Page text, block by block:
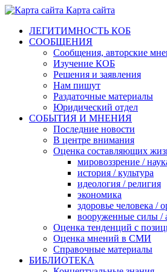
Карта сайта
ЛЕГИТИМНОСТЬ КОБ
СООБЩЕНИЯ
Сообщения, авторские
Изучение КОБ
Решения и заявления
Нам пишут
Раздаточные материалы
Юридический отдел
СОБЫТИЯ И МНЕНИЯ
Последние новости
В центре внимания
Оценка составляющих
мировоззрение /
история / культура
идеология / религия
экономика
здоровье человека /
вооруженные силы /
Оценка тенденций с
Оценка мнений в СМИ
Справочные материалы
БИБЛИОТЕКА